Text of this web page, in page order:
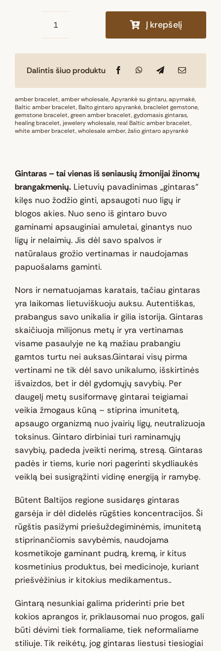
produkto
Baltijos
apyrankė
„Saulės
švytėjimas“
Į krepšelį
Dalintis šiuo produktu
amber bracelet,amber wholesale,Apyrankė su gintaru,apyrnakė,
Baltic amber bracelet,Balto gintaro apyrankė,braclelet gemstone,
gemstone bracelet,green amber bracelet,gydomasis gintaras,
healing bracelet, jewelery wholesale,real Baltic amber bracelet,
white amber bracelet,wholesale amber,žalio gintaro apyrankė
Gintaras – tai vienas iš seniausių žmonijai žinomų
brangakmenių.Lietuvių pavadinimas „gintaras“
kilęs nuo žodžio ginti, apsaugoti nuo ligų ir
blogos akies. Nuo seno iš gintaro buvo
gaminami apsauginiai amuletai, ginantys nuo
ligų ir nelaimių. Jis dėl savo spalvos ir
natūralaus grožio vertinamas ir naudojamas
papuošalams gaminti.
Nors ir nematuojamas karatais, tačiau gintaras
yra laikomas lietuviškuoju auksu. Autentiškas,
prabangus savo unikalia ir gilia istorija. Gintaras
skaičiuoja milijonus metų ir yra vertinamas
visame pasaulyje ne ką mažiau prabangiu
gamtos turtu nei auksas.Gintarai visų pirma
vertinami ne tik dėl savo unikalumo, išskirtinės
išvaizdos, bet ir dėl gydomųjų savybių. Per
daugelį metų susiformavę gintarai teigiamai
veikia žmogaus kūną – stiprina imunitetą,
apsaugo organizmą nuo įvairių ligų, neutralizuoja
toksinus. Gintaro dirbiniai turi raminamųjų
savybių, padeda įveikti nerimą, stresą. Gintaras
padės ir tiems, kurie nori pagerinti skydliaukės
veiklą bei susigrąžinti vidinę energiją ir ramybę.
Būtent Baltijos regione susidaręs gintaras
garsėja ir dėl didelės rūgšties koncentracijos. Ši
rūgštis pasižymi priešuždegiminėmis, imunitetą
stiprinančiomis savybėmis, naudojama
kosmetikoje gaminant pudrą, kremą, ir kitus
kosmetinius produktus, bei medicinoje, kuriant
priešvėžinius ir kitokius medikamentus..
Gintarą nesunkiai galima priderinti prie bet
kokios aprangos ir, priklausomai nuo progos, gali
būti dėvimi tiek formaliame, tiek neformaliame
stiliuje. Tik reikėtų, jog gintaras liestusi tiesiogiai